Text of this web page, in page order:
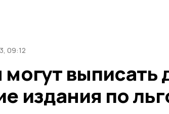
09:12
выписать
издания по